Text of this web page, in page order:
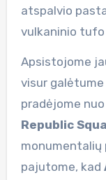
atspalvio
vulkaninio
Apsistojome
visur
pradėjome
Republic
pajutome, kad